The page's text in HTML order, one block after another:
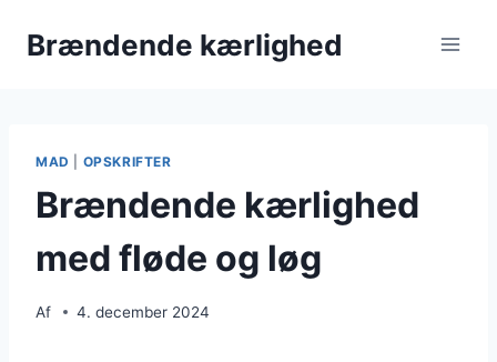
Brændende kærlighed
MAD OPSKRIFTER
Brændende kærlighed
med fløde og løg
Af 4. december 2024